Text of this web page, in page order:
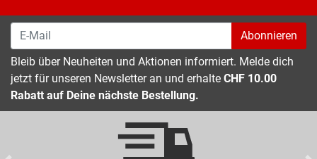
Abonnieren
Bleib über Neuheiten und Aktionen informiert. Melde dich
jetzt für unseren Newsletter an und erhalte CHF 10.00
Rabatt auf Deine nächste Bestellung.